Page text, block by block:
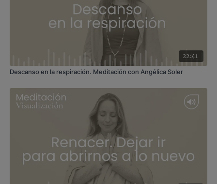
22:41
Descanso en la respiración. Meditación con Angélica Soler